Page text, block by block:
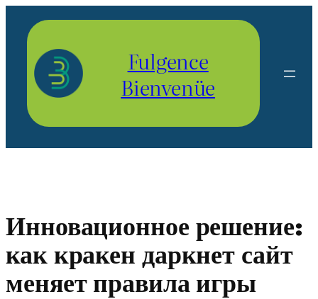
contenu
Fulgence
Bienvenüe
Инновационное решение:
как кракен даркнет сайт
меняет правила игры